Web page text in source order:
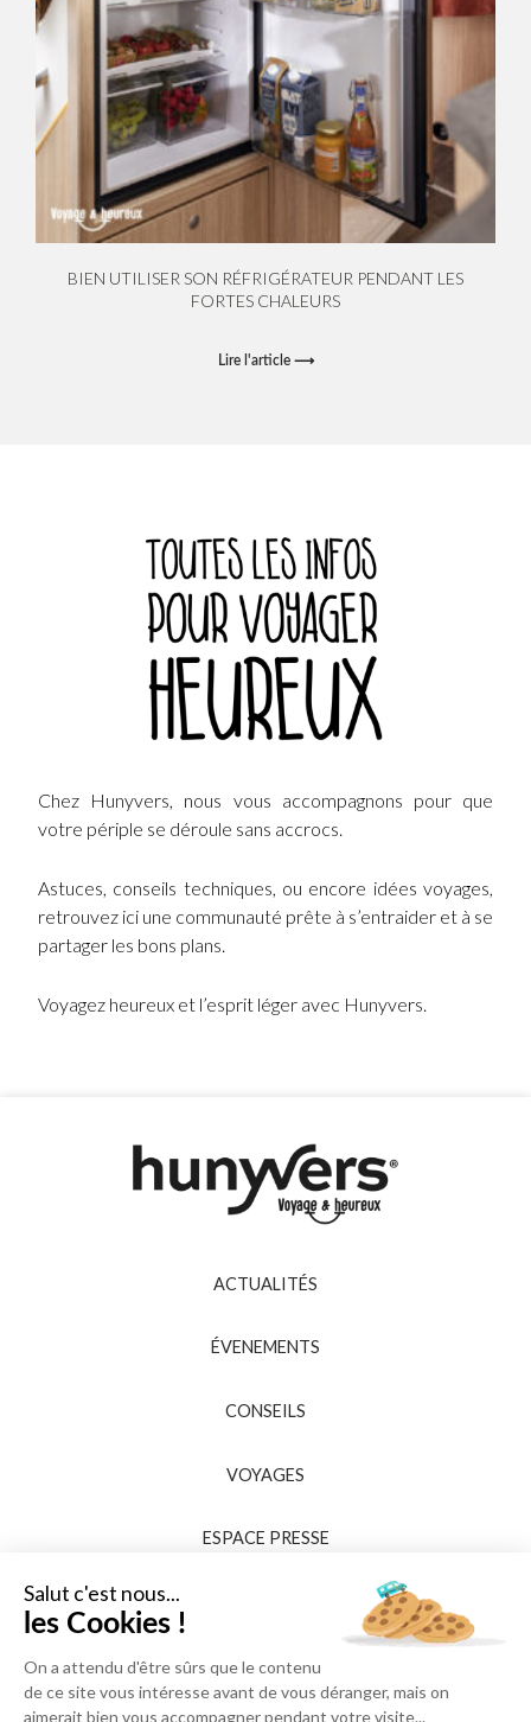
BIEN UTILISER SON RÉFRIGÉRATEUR PENDANT LES
FORTES CHALEURS
Lire l'article ⟶
Chez Hunyvers, nous vous accompagnons pour que
votre périple se déroule sans accrocs.
Astuces, conseils techniques, ou encore idées voyages,
retrouvez ici une communauté prête à s’entraider et à se
partager les bons plans.
Voyagez heureux et l’esprit léger avec Hunyvers.
ACTUALITÉS
ÉVENEMENTS
CONSEILS
VOYAGES
ESPACE PRESSE
Salut c'est nous...
les Cookies !
On a attendu d'être sûrs que le contenu
de ce site vous intéresse avant de vous déranger, mais on
aimerait bien vous accompagner pendant votre visite...